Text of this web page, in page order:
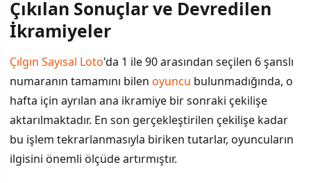
İÇINDEKILER
Bilet Sorgulama ve Kazanç Kategorileri
İkramiye Alınan Noktalar
Çıkılan Sonuçlar ve Devredilen
İkramiyeler
Çılgın Sayısal Loto'da 1 ile 90 arasından seçilen 6 şanslı
numaranın tamamını bilen oyuncu bulunmadığında, o
hafta için ayrılan ana ikramiye bir sonraki çekilişe
aktarılmaktadır. En son gerçekleştirilen çekilişe kadar
bu işlem tekrarlanmasıyla biriken tutarlar, oyuncuların
ilgisini önemli ölçüde artırmıştır.